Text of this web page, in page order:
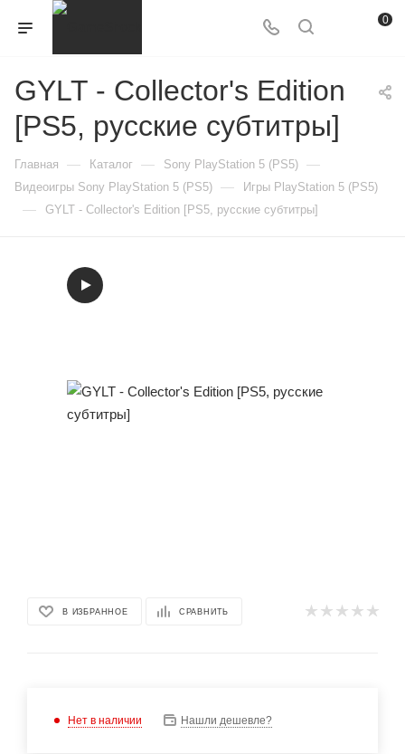
0
GYLT - Collector's Edition
[PS5, русские субтитры]
Главная — Каталог — Sony PlayStation 5 (PS5) —
Видеоигры Sony PlayStation 5 (PS5) — Игры PlayStation 5 (PS5)
— GYLT - Collector's Edition [PS5, русские субтитры]
В ИЗБРАННОЕ СРАВНИТЬ
Нет в наличии Нашли дешевле?